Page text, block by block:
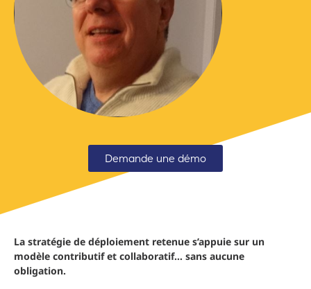
Demande une démo
La stratégie de déploiement retenue s’appuie sur un
modèle contributif et collaboratif… sans aucune
obligation.